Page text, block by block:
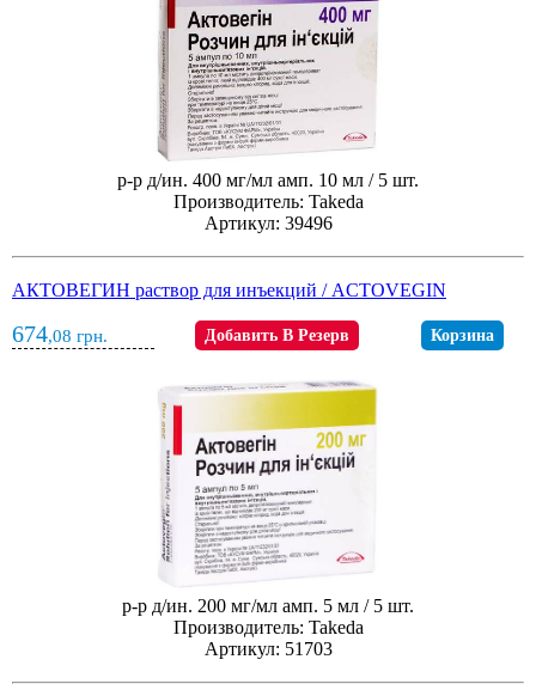
р-р д/ин. 400 мг/мл амп. 10 мл / 5 шт.
Производитель: Takeda
Артикул: 39496
АКТОВЕГИН раствор для инъекций / ACTOVEGIN
674,08 грн. Добавить В Резерв Корзина
р-р д/ин. 200 мг/мл амп. 5 мл / 5 шт.
Производитель: Takeda
Артикул: 51703